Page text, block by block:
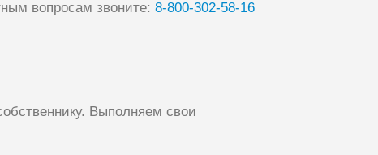
вопросам звоните: 8‑800‑302‑58‑16
Выполняем свои